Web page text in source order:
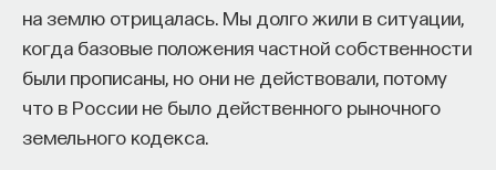
на землю отрицалась. Мы долго жили в ситуации,
когда базовые положения частной собственности
были прописаны, но они не действовали, потому
что в России не было действенного рыночного
земельного кодекса.
инвесторами и изобретателями. За десятки
эпизодов Ивар обсудил большие языковые
модели вместе с Михаилом Бурцевым, цифровые
данные в фармацевтике с Ириной Ефименко,
агротехнологии с Михаилом Тавером и много
других тем — от коучинга до фармакогенетики.